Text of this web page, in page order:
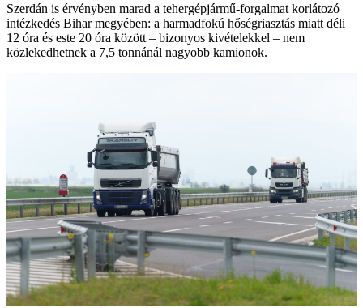
Szerdán is érvényben marad a tehergépjármű-forgalmat korlátozó
intézkedés Bihar megyében: a harmadfokú hőségriasztás miatt déli
12 óra és este 20 óra között – bizonyos kivételekkel – nem
közlekedhetnek a 7,5 tonnánál nagyobb kamionok.